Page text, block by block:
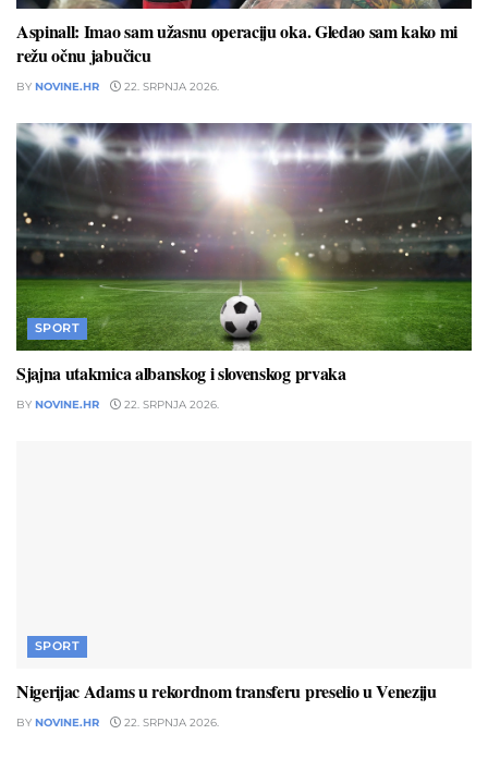
Aspinall: Imao sam užasnu operaciju oka. Gledao sam kako mi
režu očnu jabučicu
BY NOVINE.HR 22. SRPNJA 2026.
SPORT
Sjajna utakmica albanskog i slovenskog prvaka
BY NOVINE.HR 22. SRPNJA 2026.
SPORT
Nigerijac Adams u rekordnom transferu preselio u Veneziju
BY NOVINE.HR 22. SRPNJA 2026.